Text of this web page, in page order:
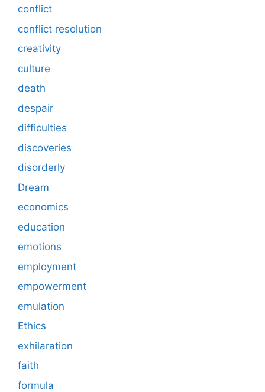
conflict
conflict resolution
creativity
culture
death
despair
difficulties
discoveries
disorderly
Dream
economics
education
emotions
employment
empowerment
emulation
Ethics
exhilaration
faith
formula